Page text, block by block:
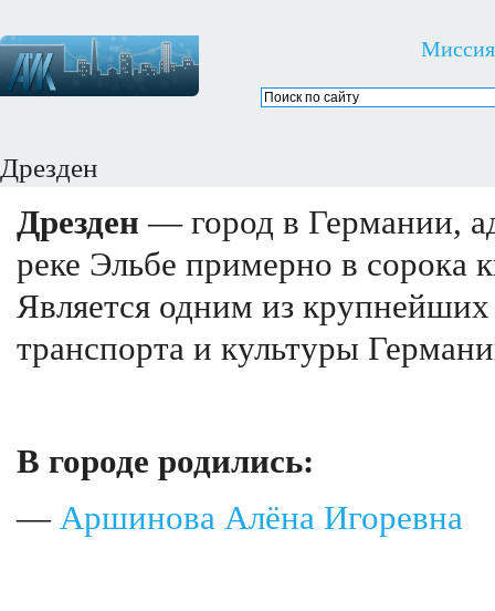
Миссия
Дрезден
Дрезден — город в Германии,
реке Эльбе примерно в сорока
Является одним из
транспорта и культуры
В городе родились:
— Аршинова Алёна Игоревна